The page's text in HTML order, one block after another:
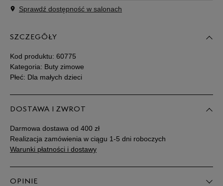
Rozmiary EU
30,5 18,5 cm
31 19 cm
33 20,5 cm
Sprawdź dostępność w salonach
SZCZEGÓŁY
Kod produktu: 60775
Kategoria: Buty zimowe
Płeć: Dla małych dzieci
DOSTAWA I ZWROT
Darmowa dostawa od 400 zł
Realizacja zamówienia w ciągu 1-5 dni roboczych
Warunki płatności i dostawy
OPINIE